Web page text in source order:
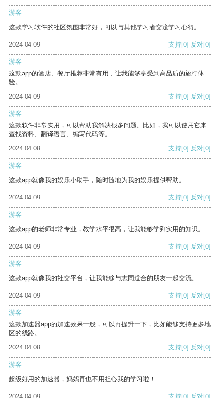
游客
这款学习软件的社区氛围非常好，可以与其他学习者交流学习心得。
2024-04-09 支持[0] 反对[0]
游客
这款app的酒店、餐厅推荐非常有用，让我能够享受到高品质的旅行体
验。
2024-04-09
支持[0] 反对[0]
游客
这款软件非常实用，可以帮助我解决很多问题。比如，我可以使用它来
查找资料、翻译语言、编写代码等。
2024-04-09
支持[0] 反对[0]
游客
这款app就像我的娱乐小助手，随时随地为我的娱乐提供帮助。
2024-04-09 支持[0] 反对[0]
游客
这款app的老师非常专业，教学水平很高，让我能够学到实用的知识。
2024-04-09 支持[0] 反对[0]
游客
这款app就像我的社交平台，让我能够与志同道合的朋友一起交流。
2024-04-09 支持[0] 反对[0]
游客
这款加速器app的加速效果一般，可以再提升一下，比如能够支持更多地
区的线路。
2024-04-09
支持[0] 反对[0]
游客
超级好用的加速器，妈妈再也不用担心我的学习啦！
2024-04-09 支持[0] 反对[0]